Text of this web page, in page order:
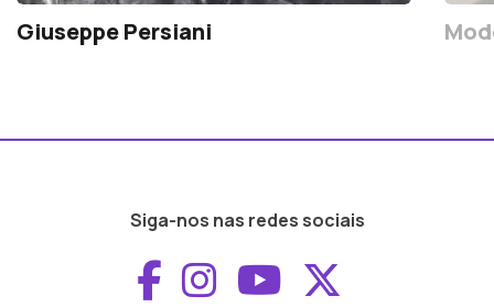
Giuseppe Persiani
Siga-nos nas redes sociais
Aceder ao
Aceder ao
Aceder ao